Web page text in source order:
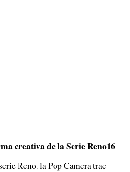
creativa de la Serie Reno16
Reno, la Pop Camera trae